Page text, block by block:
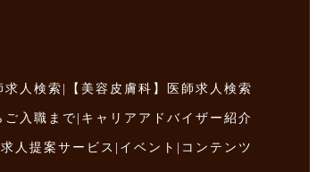
求人検索 【美容皮膚科】医師求人検索
ご入職まで キャリアアドバイザー紹介
人提案サービス イベント コンテンツ